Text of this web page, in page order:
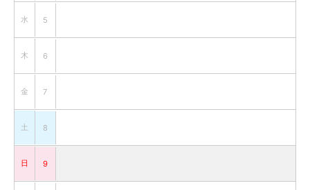
水 5
木 6
金 7
土 8
日 9